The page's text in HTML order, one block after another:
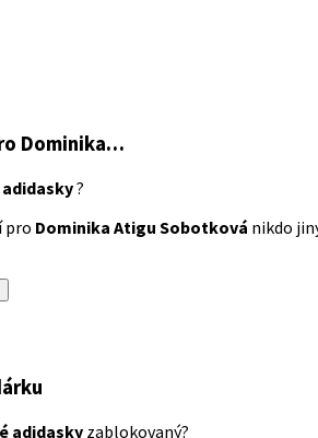
Dominika…
?
pro Dominika Atigu Sobotková nikdo
adidasky zablokovaný?